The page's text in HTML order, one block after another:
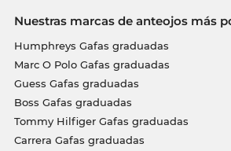
Nuestras marcas de anteojos más
Humphreys Gafas graduadas
Marc O Polo Gafas graduadas
Guess Gafas graduadas
Boss Gafas graduadas
Tommy Hilfiger Gafas graduadas
Carrera Gafas graduadas